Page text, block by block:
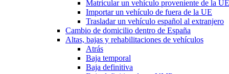
Matricular un vehículo proveniente de la UE
Importar un vehículo de fuera de la UE
Trasladar un vehículo español al extranjero
Cambio de domicilio dentro de España
Altas, bajas y rehabilitaciones de vehículos
Atrás
Baja temporal
Baja definitiva